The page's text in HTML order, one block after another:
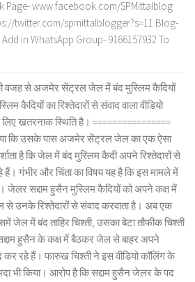
Page- www.facebook.com/SPMittalblog
twitter.com/spmittalblogger?s=11 Blog-
in WhatsApp Group- 9166157932 To
वजह से अजमेर सेंट्रल जेल में बंद मुस्लिम कैदियों
कैदियों का रिश्तेदारों से संवाद वाला वीडियो
खतरनाक स्थिति है। ================
कि उसके पास अजमेर सेंट्रल जेल का एक ऐसा
है कि जेल में बंद मुस्लिम कैदी अपने रिश्तेदारों से
हैं। गंभीर और चिंता का विषय यह है कि इस मामले में
जेलर सद्दाम हुसैन मुस्लिम कैदियों को अपने कक्ष में
से उनके रिश्तेदारों से संवाद करवाता है। अब एक
जेल में बंद ताहिर चिश्ती, उसका बेटा तौफीक चिश्ती
हुसैन के कक्ष में बैठकर जेल से बाहर अपने
कर रहे हैं। फारुख चिश्ती ने इस वीडियो कॉलिंग के
भी किया। आरोप है कि सद्दाम हुसैन जेलर के पद